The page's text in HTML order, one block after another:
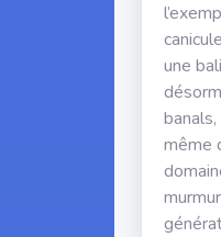
une
même